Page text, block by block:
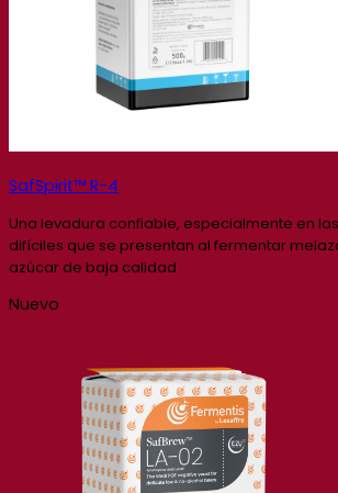
SafSpirit™ R-4
Una levadura confiable, especialmente en
difíciles que se presentan al fermentar
azúcar de baja calidad
Nuevo